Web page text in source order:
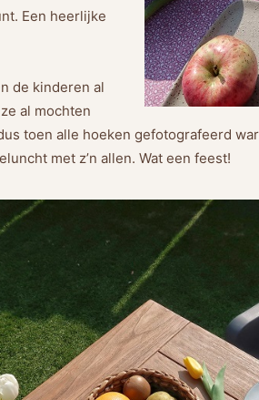
Een heerlijke
de kinderen al
al mochten
toen alle hoeken gefotografeerd
met z’n allen. Wat een feest!